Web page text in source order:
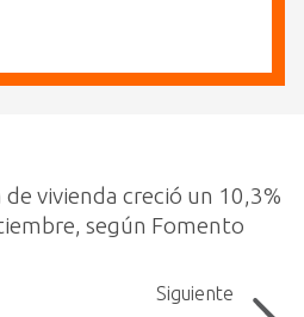
vivienda creció un 10,3%
según Fomento
Siguiente